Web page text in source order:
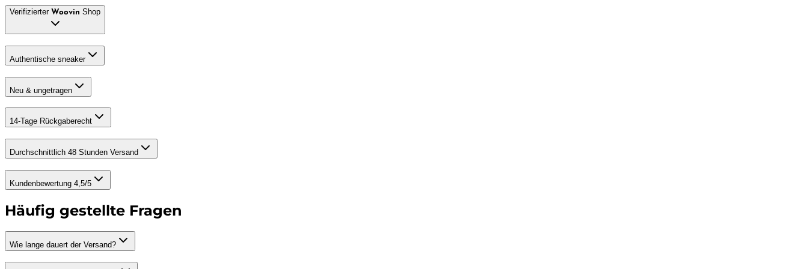
Verifizierter Woovin Shop
Authentische sneaker
Neu & ungetragen
14-Tage Rückgaberecht
Durchschnittlich 48 Stunden Versand
Kundenbewertung 4,5/5
Häufig gestellte Fragen
Wie lange dauert der Versand?